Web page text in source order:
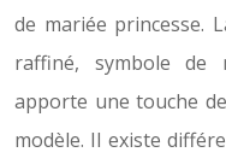
de mariée princesse.
raffiné, symbole de
apporte une touche
modèle. Il existe